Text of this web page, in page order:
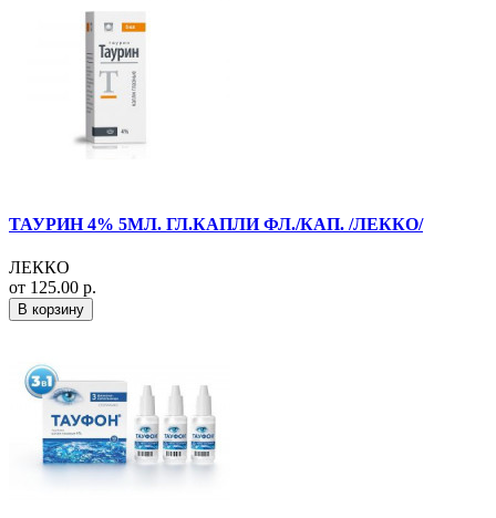
ТАУРИН 4% 5МЛ. ГЛ.КАПЛИ ФЛ./КАП. /ЛЕККО/
ЛЕККО
от 125.00 р.
В корзину